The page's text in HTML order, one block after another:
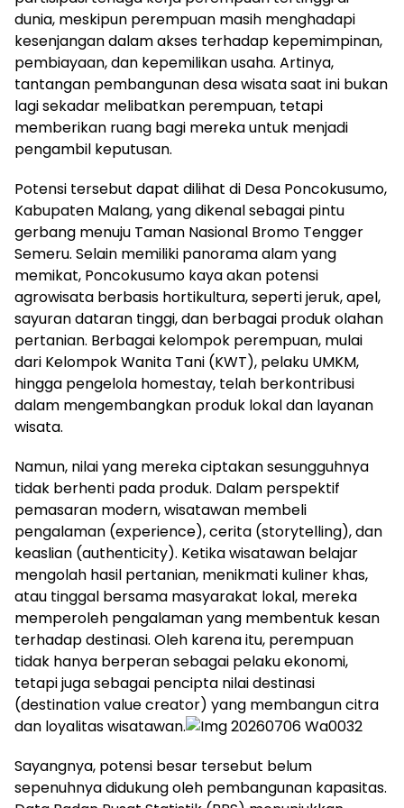
dunia, meskipun perempuan masih menghadapi
kesenjangan dalam akses terhadap kepemimpinan,
pembiayaan, dan kepemilikan usaha. Artinya,
tantangan pembangunan desa wisata saat ini bukan
lagi sekadar melibatkan perempuan, tetapi
memberikan ruang bagi mereka untuk menjadi
pengambil keputusan.
Potensi tersebut dapat dilihat di Desa Poncokusumo,
Kabupaten Malang, yang dikenal sebagai pintu
gerbang menuju Taman Nasional Bromo Tengger
Semeru. Selain memiliki panorama alam yang
memikat, Poncokusumo kaya akan potensi
agrowisata berbasis hortikultura, seperti jeruk, apel,
sayuran dataran tinggi, dan berbagai produk olahan
pertanian. Berbagai kelompok perempuan, mulai
dari Kelompok Wanita Tani (KWT), pelaku UMKM,
hingga pengelola homestay, telah berkontribusi
dalam mengembangkan produk lokal dan layanan
wisata.
Namun, nilai yang mereka ciptakan sesungguhnya
tidak berhenti pada produk. Dalam perspektif
pemasaran modern, wisatawan membeli
pengalaman (experience), cerita (storytelling), dan
keaslian (authenticity). Ketika wisatawan belajar
mengolah hasil pertanian, menikmati kuliner khas,
atau tinggal bersama masyarakat lokal, mereka
memperoleh pengalaman yang membentuk kesan
terhadap destinasi. Oleh karena itu, perempuan
tidak hanya berperan sebagai pelaku ekonomi,
tetapi juga sebagai pencipta nilai destinasi
(destination value creator) yang membangun citra
dan loyalitas wisatawan.
Sayangnya, potensi besar tersebut belum
sepenuhnya didukung oleh pembangunan kapasitas.